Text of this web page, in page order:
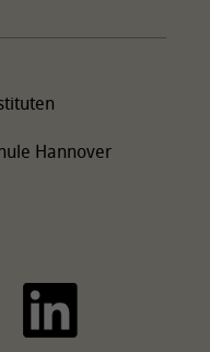
Hannover